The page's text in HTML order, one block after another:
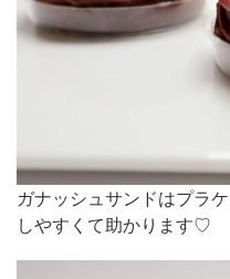
ガナッシュサンドはプラ
しやすくて助かります♡